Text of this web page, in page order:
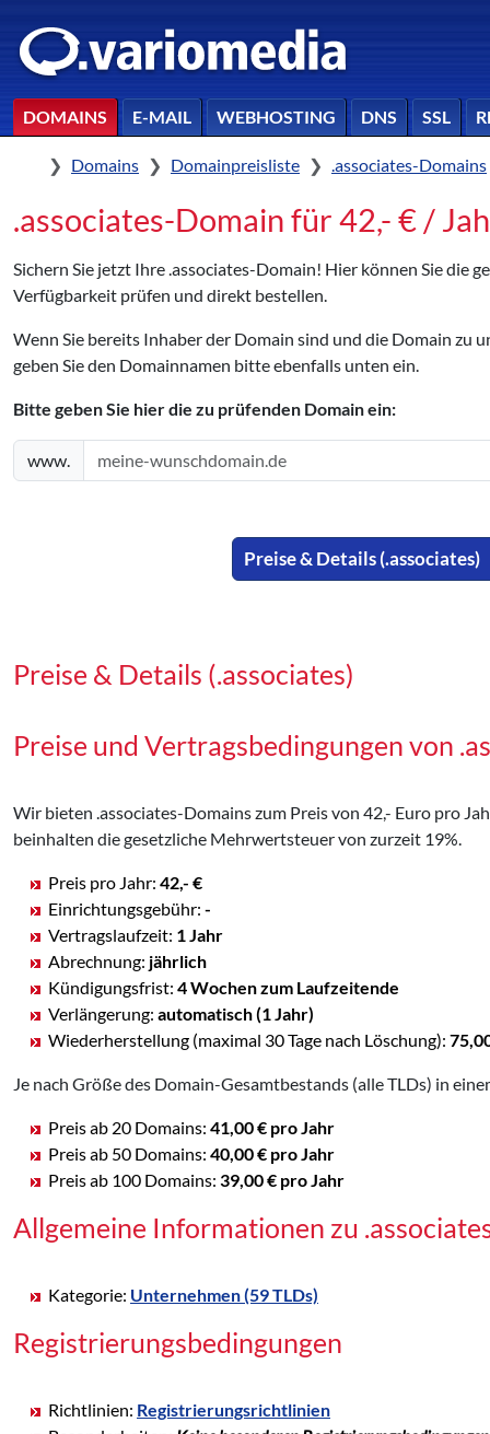
DOMAINS E-MAIL WEBHOSTING DNS SSL
HomeDomains Domainpreisliste .associates-Domains
.associates-Domain für 42,- € /
Sichern Sie jetzt Ihre .associates-Domain! Hier können Sie die
Verfügbarkeit prüfen und direkt bestellen.
Wenn Sie bereits Inhaber der Domain sind und die Domain zu
geben Sie den Domainnamen bitte ebenfalls unten ein.
Bitte geben Sie hier die zu prüfenden Domain ein:
www.
Preise & Details (.associates)
Preise & Details (.associates)
Preise und Vertragsbedingungen von
Wir bieten .associates-Domains zum Preis von 42,- Euro pro
beinhalten die gesetzliche Mehrwertsteuer von zurzeit 19%.
Preis pro Jahr: 42,- €
Einrichtungsgebühr: -
Vertragslaufzeit: 1 Jahr
Abrechnung: jährlich
Kündigungsfrist: 4 Wochen zum Laufzeitende
Verlängerung: automatisch (1 Jahr)
Wiederherstellung (maximal 30 Tage nach Löschung):
Je nach Größe des Domain-Gesamtbestands (alle TLDs) in
Preis ab 20 Domains: 41,00 € pro Jahr
Preis ab 50 Domains: 40,00 € pro Jahr
Preis ab 100 Domains: 39,00 € pro Jahr
Allgemeine Informationen zu
Kategorie: Unternehmen (59 TLDs)
Registrierungsbedingungen
Richtlinien: Registrierungsrichtlinien